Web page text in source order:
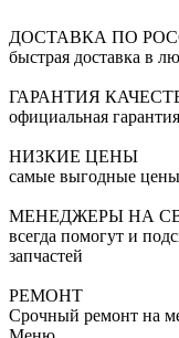
ДОСТАВКА ПО
быстрая доставка в
ГАРАНТИЯ
официальная
НИЗКИЕ ЦЕНЫ
самые выгодные
МЕНЕДЖЕРЫ НА
всегда помогут и
запчастей
РЕМОНТ
Срочный ремонт на